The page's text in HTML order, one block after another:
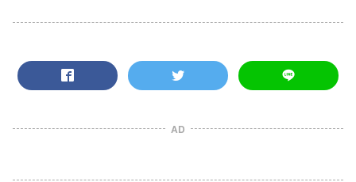
AD